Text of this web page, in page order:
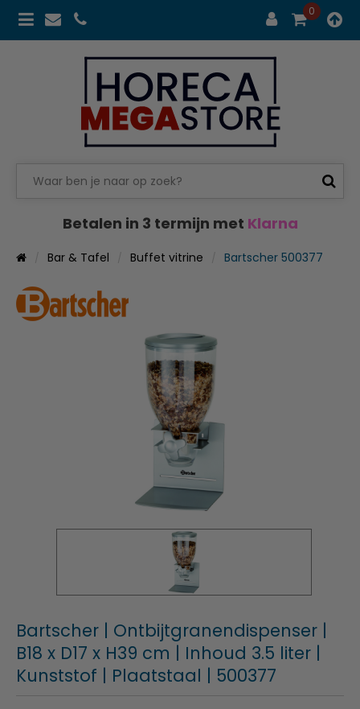
0
Betalen in 3 termijn met Klarna
Bar & Tafel Buffet vitrine Bartscher 500377
Bartscher | Ontbijtgranendispenser |
B18 x D17 x H39 cm | Inhoud 3.5 liter |
Kunststof | Plaatstaal | 500377